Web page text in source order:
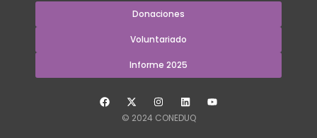
Donaciones
Voluntariado
Informe 2025
© 2024 CONEDUQ